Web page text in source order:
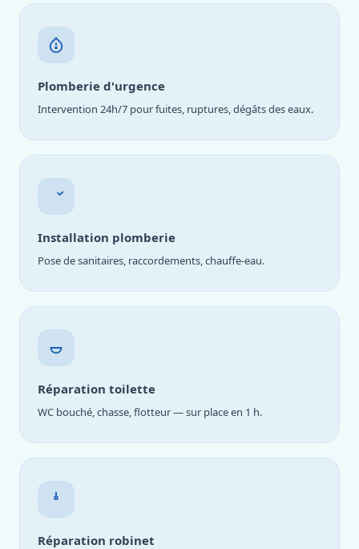
Plomberie d'urgence
Intervention 24h/7 pour fuites, ruptures, dégâts des eaux.
Installation plomberie
Pose de sanitaires, raccordements, chauffe-eau.
Réparation toilette
WC bouché, chasse, flotteur — sur place en 1 h.
Réparation robinet